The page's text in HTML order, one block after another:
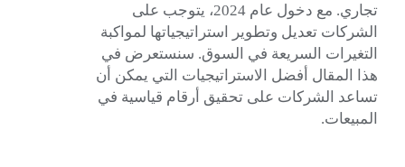
تجاري. مع دخول عام 2024، يتوجب على
الشركات تعديل وتطوير استراتيجياتها لمواكبة
التغيرات السريعة في السوق. سنستعرض في
هذا المقال أفضل الاستراتيجيات التي يمكن أن
تساعد الشركات على تحقيق أرقام قياسية في
المبيعات.